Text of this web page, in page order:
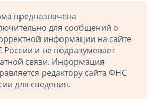
предназначена
для сообщений о
информации на сайте
и не подразумевает
связи. Информация
редактору сайта ФНС
для сведения.